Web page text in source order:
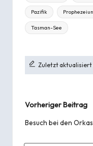
Pazifik
Tasman-See
Zuletzt aktualisiert
Vorheriger Beitrag
Besuch bei den Orkas